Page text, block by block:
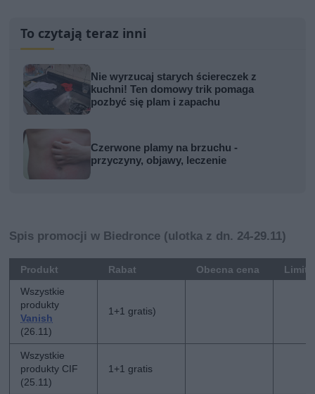
To czytają teraz inni
Nie wyrzucaj starych ściereczek z
kuchni! Ten domowy trik pomaga
pozbyć się plam i zapachu
Czerwone plamy na brzuchu -
przyczyny, objawy, leczenie
Spis promocji w Biedronce (ulotka z dn. 24-29.11)
Produkt Rabat Obecna cena
Limit
Wszystkie
produkty
Vanish
(26.11)
1+1 gratis)
Wszystkie
produkty CIF
(25.11)
1+1 gratis